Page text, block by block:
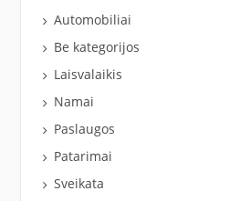
Automobiliai
Be kategorijos
Laisvalaikis
Namai
Paslaugos
Patarimai
Sveikata